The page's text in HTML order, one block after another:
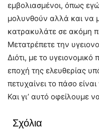
εμβολιασμένοι, όπως
μολυνθούν αλλά και να
κατρακυλάτε σε ακόμη
Μετατρέπετε την
Διότι, με το
εποχή της ελευθερίας
πετυχαίνει το πάσο
Και γι’ αυτό οφείλουμε
Σχόλια